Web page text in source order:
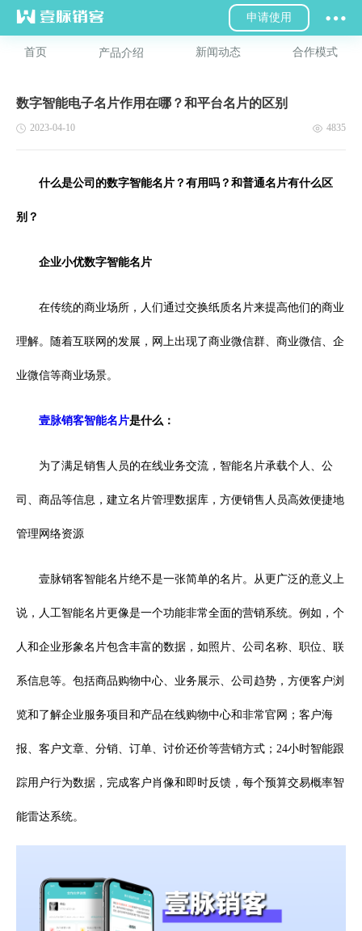
申请使用
首页 产品介绍 新闻动态 合作模式
数字智能电子名片作用在哪？和平台名片的区别
2023-04-10 4835
什么是公司的数字智能名片？有用吗？和普通名片有什么区
别？
企业小优数字智能名片
在传统的商业场所，人们通过交换纸质名片来提高他们的商业
理解。随着互联网的发展，网上出现了商业微信群、商业微信、企
业微信等商业场景。
壹脉销客智能名片是什么：
为了满足销售人员的在线业务交流，智能名片承载个人、公
司、商品等信息，建立名片管理数据库，方便销售人员高效便捷地
管理网络资源
壹脉销客智能名片绝不是一张简单的名片。从更广泛的意义上
说，人工智能名片更像是一个功能非常全面的营销系统。例如，个
人和企业形象名片包含丰富的数据，如照片、公司名称、职位、联
系信息等。包括商品购物中心、业务展示、公司趋势，方便客户浏
览和了解企业服务项目和产品在线购物中心和非常官网；客户海
报、客户文章、分销、订单、讨价还价等营销方式；24小时智能跟
踪用户行为数据，完成客户肖像和即时反馈，每个预算交易概率智
能雷达系统。